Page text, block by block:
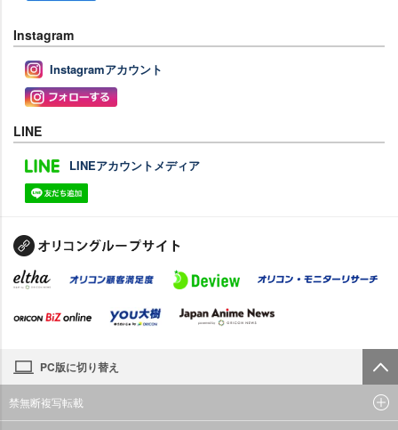
Instagram
Instagramアカウント
LINE
LINEアカウントメディア
PC版に切り替え
禁無断複写転載